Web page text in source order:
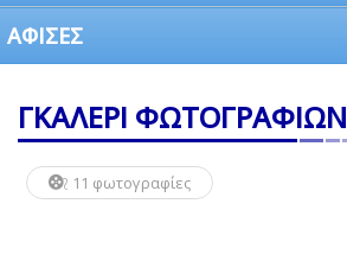
ΑΦΙΣΕΣ
ΓΚΑΛΕΡΙ ΦΩΤΟΓΡΑΦΙΩΝ
11 φωτογραφίες